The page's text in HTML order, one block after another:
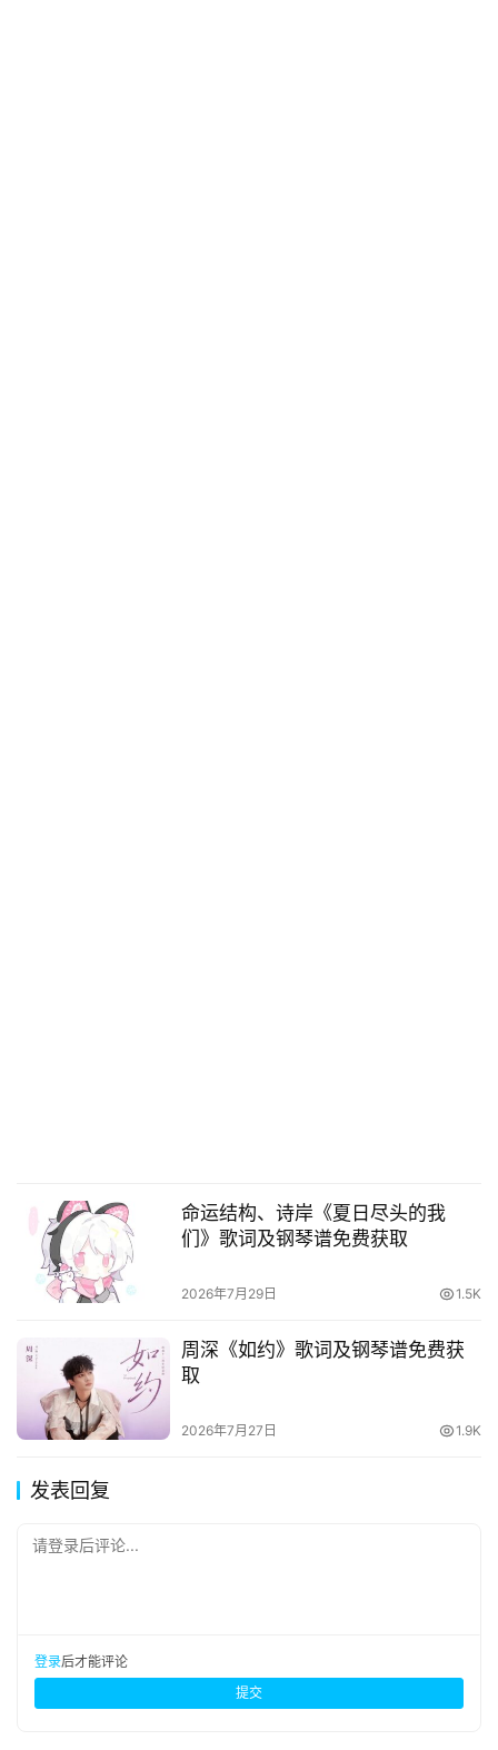
命运结构、诗岸《夏日尽头的我
们》歌词及钢琴谱免费获取
2026年7月29日 1.5K
周深《如约》歌词及钢琴谱免费获
取
2026年7月27日 1.9K
发表回复
请登录后评论...
登录后才能评论
提交